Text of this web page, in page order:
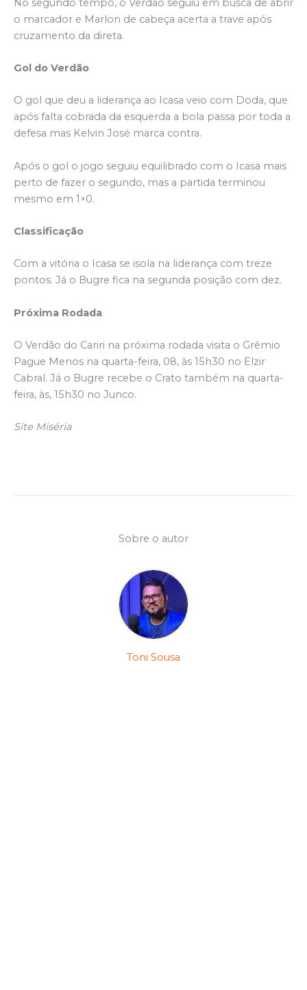
No segundo tempo, o Verdão seguiu em busca de abrir
o marcador e Marlon de cabeça acerta a trave após
cruzamento da direta.
Gol do Verdão
O gol que deu a liderança ao Icasa veio com Doda, que
após falta cobrada da esquerda a bola passa por toda a
defesa mas Kelvin José marca contra.
Após o gol o jogo seguiu equilibrado com o Icasa mais
perto de fazer o segundo, mas a partida terminou
mesmo em 1×0.
Classificação
Com a vitória o Icasa se isola na liderança com treze
pontos. Já o Bugre fica na segunda posição com dez.
Próxima Rodada
O Verdão do Cariri na próxima rodada visita o Grêmio
Pague Menos na quarta-feira, 08, às 15h30 no Elzir
Cabral. Já o Bugre recebe o Crato também na quarta-
feira, às, 15h30 no Junco.
Site Miséria
Sobre o autor
Toni Sousa